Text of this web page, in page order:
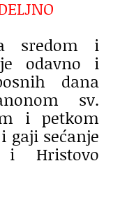
sredom i
odavno i
dana
sv.
i petkom
gaji sećanje
Hristovo